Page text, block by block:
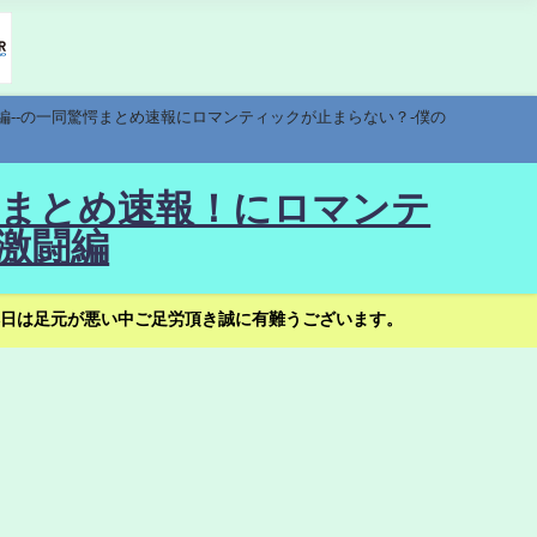
の一同驚愕まとめ速報にロマンティックが止まらない？-僕の
とめ速報！にロマンテ
闘編
足元が悪い中ご足労頂き誠に有難うございます。